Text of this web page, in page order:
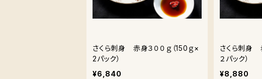
さくら刺身 赤身３００ｇ（150ｇ×
2パック）
¥6,840
さくら刺身
２パック）
¥8,880